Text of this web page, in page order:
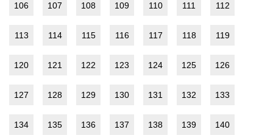
106 107 108 109 110 111 112
113 114 115 116 117 118 119
120 121 122 123 124 125 126
127 128 129 130 131 132 133
134 135 136 137 138 139 140